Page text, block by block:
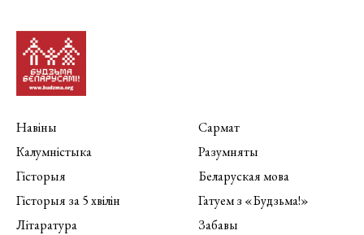
Навіны
Калумністыка
Гісторыя
Гісторыя за 5 хвілін
Літаратура
Сармат
Разумняты
Беларуская мова
Гатуем з «Будзьма!»
Забавы